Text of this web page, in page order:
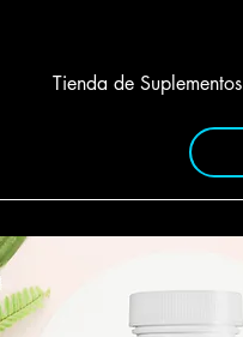
Tienda de Suplementos